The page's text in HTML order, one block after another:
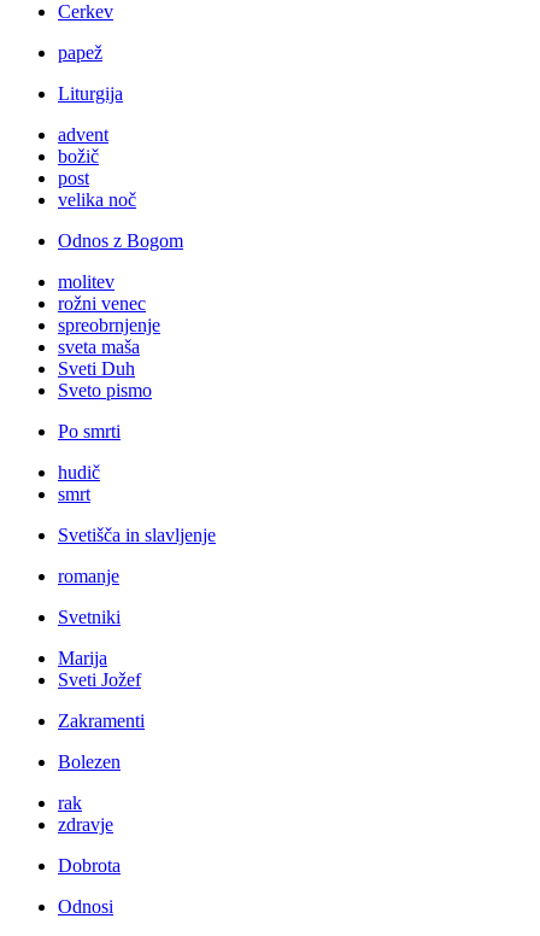
Cerkev
papež
Liturgija
advent
božič
post
velika noč
Odnos z Bogom
molitev
rožni venec
spreobrnjenje
sveta maša
Sveti Duh
Sveto pismo
Po smrti
hudič
smrt
Svetišča in slavljenje
romanje
Svetniki
Marija
Sveti Jožef
Zakramenti
Bolezen
rak
zdravje
Dobrota
Odnosi